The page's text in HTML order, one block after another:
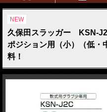
NEW
久保田スラッガー KSN-
ポジション用（小）（低
料！